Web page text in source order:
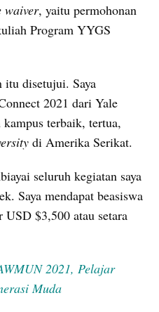
waiver, yaitu permohonan
Program YYGS
disetujui. Saya
2021 dari Yale
terbaik, tertua,
di Amerika Serikat.
seluruh kegiatan saya
Saya mendapat beasiswa
USD $3,500 atau setara
2021, Pelajar
Muda